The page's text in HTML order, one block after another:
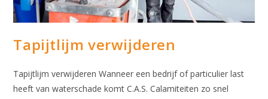
Tapijtlijm verwijderen
Tapijtlijm verwijderen Wanneer een bedrijf of particulier last
heeft van waterschade komt C.A.S. Calamiteiten zo snel